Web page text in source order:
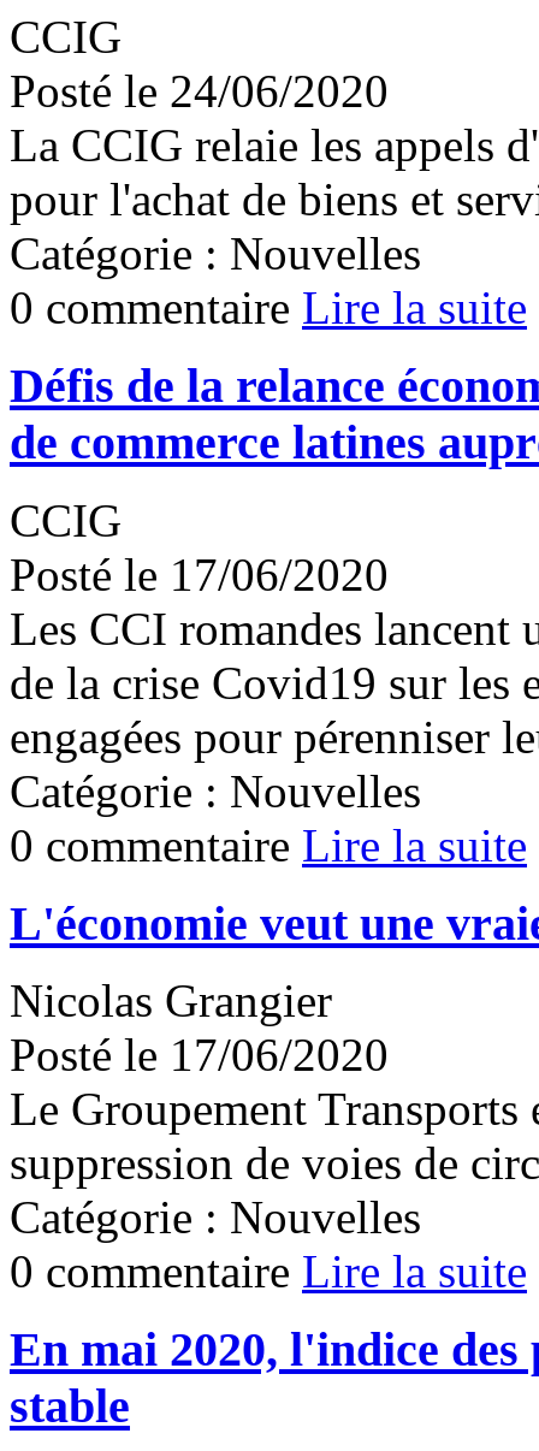
CCIG
Posté le 24/06/2020
La CCIG relaie les appels
pour l'achat de biens et
Catégorie : Nouvelles
0 commentaire Lire la suite
Défis de la relance
de commerce latines
CCIG
Posté le 17/06/2020
Les CCI romandes lancent
de la crise Covid19 sur les
engagées pour pérenniser
Catégorie : Nouvelles
0 commentaire Lire la suite
L'économie veut une
Nicolas Grangier
Posté le 17/06/2020
Le Groupement Transports
suppression de voies de
Catégorie : Nouvelles
0 commentaire Lire la suite
En mai 2020, l'indice
stable